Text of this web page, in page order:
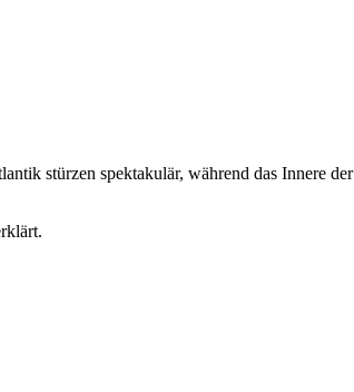
stürzen spektakulär, während das Innere der